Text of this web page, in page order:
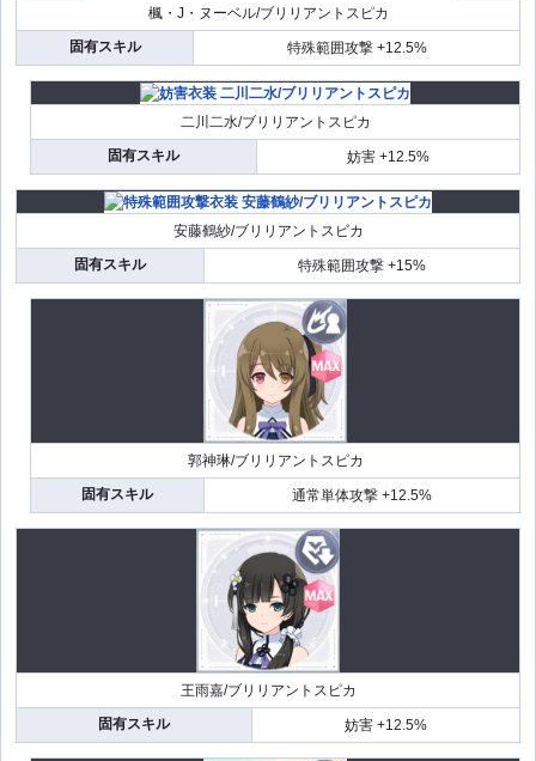
楓・J・ヌーベル/ブリリアントスピカ
固有スキル
特殊範囲攻撃 +12.5%
二川二水/ブリリアントスピカ
固有スキル
妨害 +12.5%
安藤鶴紗/ブリリアントスピカ
固有スキル
特殊範囲攻撃 +15%
郭神琳/ブリリアントスピカ
固有スキル
通常単体攻撃 +12.5%
王雨嘉/ブリリアントスピカ
固有スキル
妨害 +12.5%